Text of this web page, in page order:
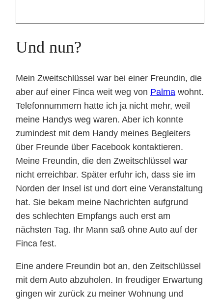
Und nun?
Mein Zweitschlüssel war bei einer Freundin, die
aber auf einer Finca weit weg von Palma wohnt.
Telefonnummern hatte ich ja nicht mehr, weil
meine Handys weg waren. Aber ich konnte
zumindest mit dem Handy meines Begleiters
über Freunde über Facebook kontaktieren.
Meine Freundin, die den Zweitschlüssel war
nicht erreichbar. Später erfuhr ich, dass sie im
Norden der Insel ist und dort eine Veranstaltung
hat. Sie bekam meine Nachrichten aufgrund
des schlechten Empfangs auch erst am
nächsten Tag. Ihr Mann saß ohne Auto auf der
Finca fest.
Eine andere Freundin bot an, den Zeitschlüssel
mit dem Auto abzuholen. In freudiger Erwartung
gingen wir zurück zu meiner Wohnung und